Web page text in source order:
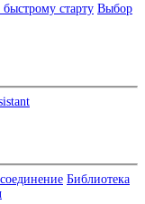
старту Выбор
Библиотека